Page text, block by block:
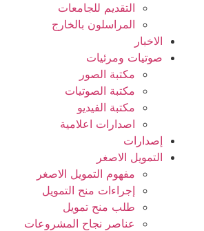
التقديم للجامعات
المراسلون بالخارج
ومرئيات
مكتبة الصور
مكتبة الصوتيات
مكتبة الفيديو
اصدارات اعلامية
الاصغر
مفهوم التمويل الاصغر
إجراءات منح التمويل
طلب منح تمويل
عناصر نجاح المشروعات